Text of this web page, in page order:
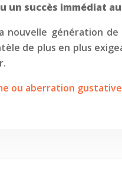
un succès immédiat
génération
de plus en plus
ou aberration gustative